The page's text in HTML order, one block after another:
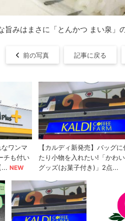
旨みはまさに「とんかつ まい泉」
前の写真 記事に戻る